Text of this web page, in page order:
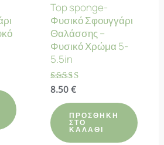
Top sponge-
Φυσικό Σφουγγάρι
Θαλάσσης –
Φυσικό Χρώμα 5-
5.5in
Βαθμολογήθηκε
με
4.83
από 5
8.50€
ΠΡΟΣΘΉΚΗ
ΣΤΟ
ΚΑΛΆΘΙ